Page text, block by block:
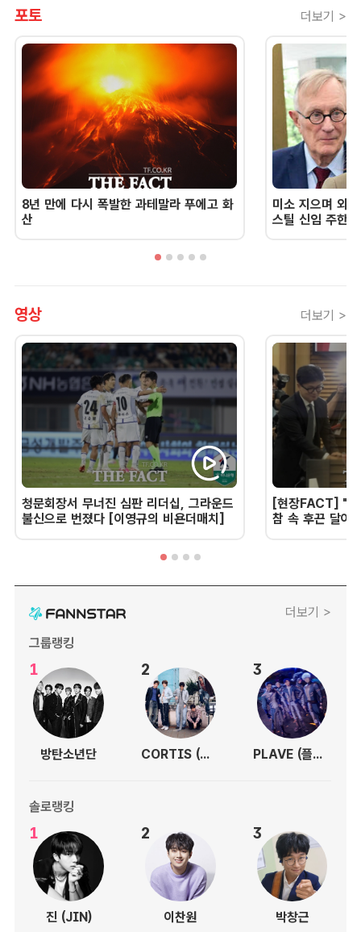
포토 더보기 >
8년 만에 다시 폭발한 과테말라 푸에고 화
산
미소 지으며 외
스틸 신임 주한
영상 더보기 >
청문회장서 무너진 심판 리더십, 그라운드
불신으로 번졌다 [이영규의 비욘더매치]
[현장FACT] "한
참 속 후끈 달아
더보기 >
그룹랭킹
1
방탄소년단
2
CORTIS (코르티스)
3
PLAVE (플레이브)
솔로랭킹
1
진 (JIN)
2
이찬원
3
박창근